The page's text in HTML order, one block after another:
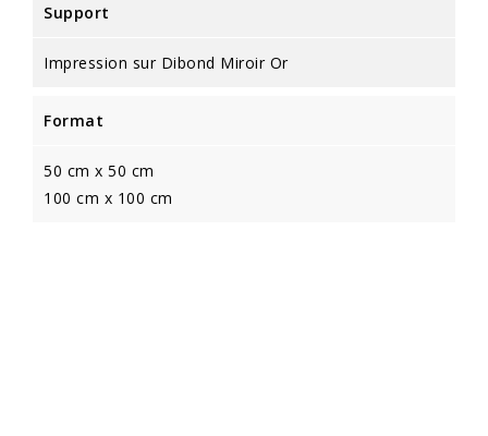
Support
Impression sur Dibond Miroir Or
Format
50 cm x 50 cm
100 cm x 100 cm